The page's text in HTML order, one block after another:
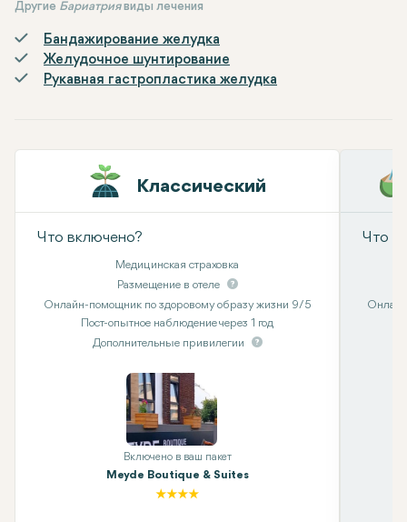
Другие Бариатриявиды лечения
Бандажирование желудка
Желудочное шунтирование
Рукавная гастропластика желудка
Классический
Что включено?
Медицинская страховка
Размещение в отеле
Онлайн-помощник по здоровому образу жизни 9/5
Пост-опытное наблюдение через 1 год
Дополнительные привилегии
Включено в ваш пакет
Meyde Boutique & Suites
Что